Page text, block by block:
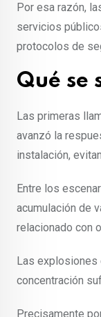
Por esa razón,
servicios
protocolos de
Qué se
Las primeras
avanzó la
instalación,
Entre los
acumulación de
relacionado con
Las explosiones
concentración
Precisamente